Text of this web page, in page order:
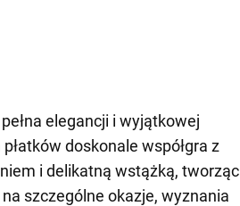
elegancji i wyjątkowej
doskonale współgra z
i delikatną wstążką, tworząc
szczególne okazje, wyznania